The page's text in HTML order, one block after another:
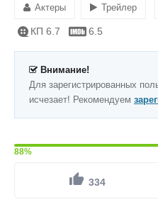
Актеры Трейлер
КП 6.7 6.5
Внимание!
Для зарегистрированных
исчезает! Рекомендуем
88%
334